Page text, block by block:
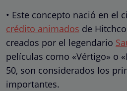
• Este concepto nació en el
crédito animados de
creados por el legendario
películas como «Vértigo» o
50, son considerados los
importantes.